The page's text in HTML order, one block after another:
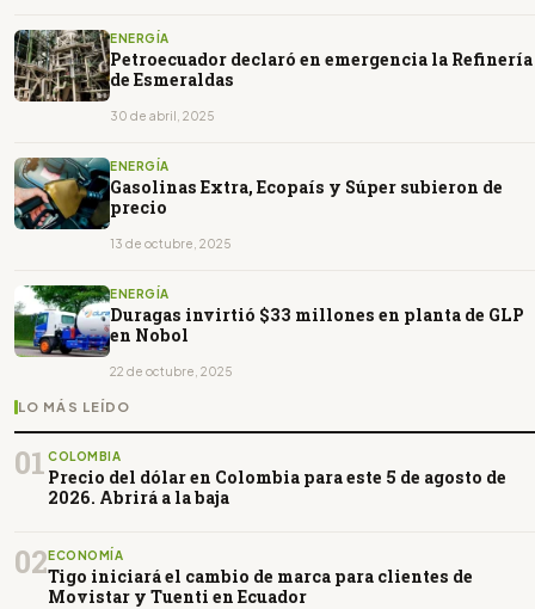
ENERGÍA
Petroecuador declaró en emergencia la Refinería
de Esmeraldas
30 de abril, 2025
ENERGÍA
Gasolinas Extra, Ecopaís y Súper subieron de
precio
13 de octubre, 2025
ENERGÍA
Duragas invirtió $33 millones en planta de GLP
en Nobol
22 de octubre, 2025
LO MÁS LEÍDO
01 COLOMBIA
Precio del dólar en Colombia para este 5 de agosto de
2026. Abrirá a la baja
02ECONOMÍA
Tigo iniciará el cambio de marca para clientes de
Movistar y Tuenti en Ecuador